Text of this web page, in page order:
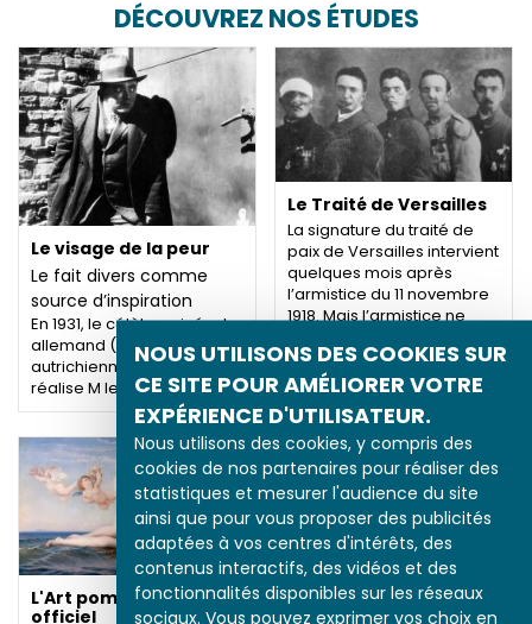
NOUS UTILISONS DES COOKIES SUR
CE SITE POUR AMÉLIORER VOTRE
EXPÉRIENCE D'UTILISATEUR.
Nous utilisons des cookies, y compris des
cookies de nos partenaires pour réaliser des
statistiques et mesurer l'audience du site
ainsi que pour vous proposer des publicités
adaptées à vos centres d'intérêts, des
contenus interactifs, des vidéos et des
fonctionnalités disponibles sur les réseaux
sociaux. Vous pouvez exprimer vos choix en
DÉCOUVREZ NOS ÉTUDES
Le visage de la peur
Le fait divers comme
source d’inspiration
En 1931, le célèbre cinéaste
allemand (d’origine
autrichienne) Fritz Lang
réalise M le Maudit, son…
Le Traité de Versailles
La signature du traité de
paix de Versailles intervient
quelques mois après
l’armistice du 11 novembre
1918. Mais l’armistice ne
L'Art pompier, un art
officiel